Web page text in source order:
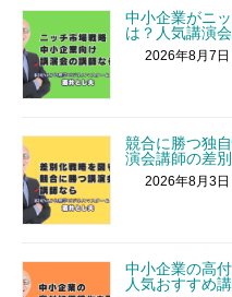
中小企業がニ
は？人気講演
2026年8月7日
競合に勝つ独
演会講師の差
2026年8月3日
中小企業の高
人気おすすめ